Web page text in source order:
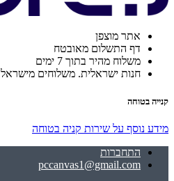
אתר מוצפן
דף התשלום מאובטח
משלוח מהיר בתוך 7 ימים
חנות ישראלית. משלוחים מישראל
קנייה בטוחה
מידע נוסף על שירות קניה בטוחה
התחברות
pccanvas1@gmail.com